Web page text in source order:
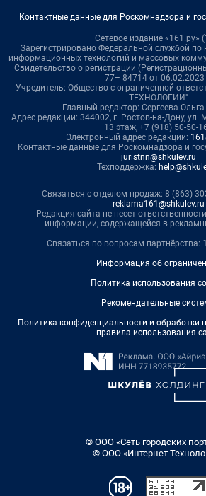
Контактные данные для Роскомнадзора и
Сетевое издание «161.ру»
Зарегистрировано Федеральной службой по
информационных технологий и массовых
Свидетельство о регистрации
77– 84714 от 06.02.2023
Учредитель: Общество с ограниченной
ТЕХНОЛОГИИ"
Главный редактор: Сергеева
Адрес редакции: 344002, г. Ростов-на-Дону, ул.
13 этаж, +7 (918) 50-50-
Электронный адрес редакции:
Контактные данные для Роскомнадзора и
juristnn@shkulev.ru
Техподдержка:
Связаться с отделом продаж: 8 (863)
reklama161@shkulev.ru
Редакция сайта не несет
информации, содержащейся в
Связаться по вопросам партнёрства:
Информация об
Политика использования
Рекомендательные
Политика конфиденциальности и обработки
правила использования
© ООО «Сеть городских
© ООО «Интернет